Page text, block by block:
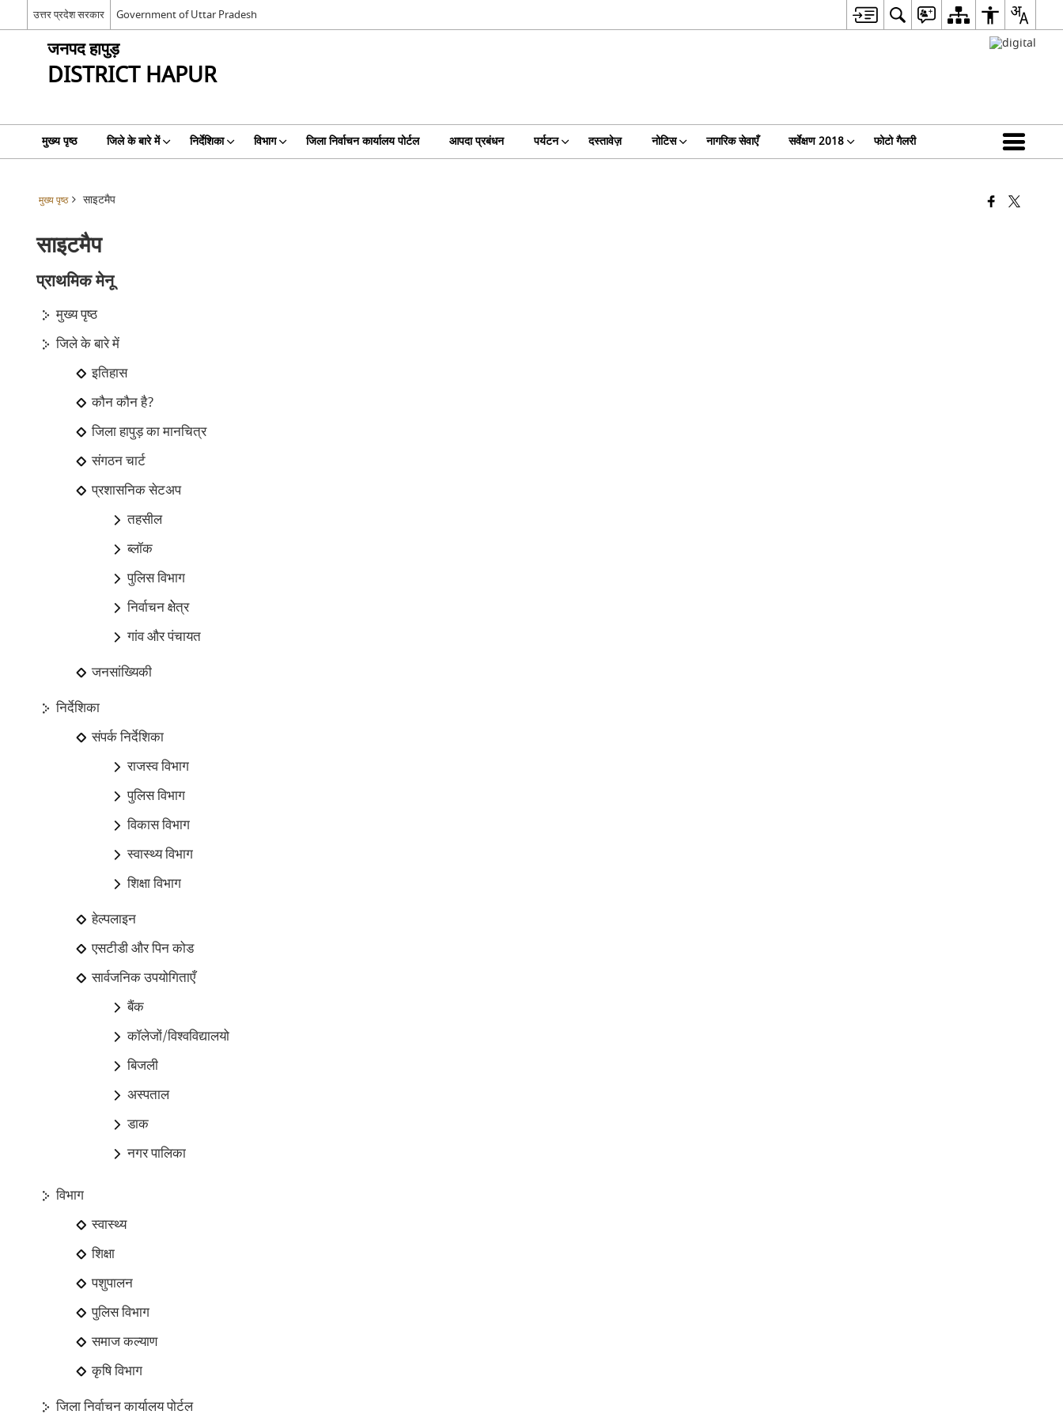
उत्तर प्रदेश सरकार Government of Uttar Pradesh
जनपद हापुड़
DISTRICT HAPUR
मुख्य पृष्ठ जिले के बारे में निर्देशिका विभाग जिला निर्वाचन कार्यालय पोर्टल आपदा प्रबंधन पर्यटन दस्तावेज़ नोटिस नागरिक सेवाएँ सर्वेक्षण 2018 फोटो गैलरी
मुख्य पृष्ठ साइटमैप
साइटमैप
प्राथमिक मेनू
मुख्य पृष्ठ
जिले के बारे में
इतिहास
कौन कौन है?
जिला हापुड़ का मानचित्र
संगठन चार्ट
प्रशासनिक सेटअप
तहसील
ब्लॉक
पुलिस विभाग
निर्वाचन क्षेेत्र
गांव और पंचायत
जनसांख्यिकी
निर्देशिका
संपर्क निर्देशिका
राजस्व विभाग
पुलिस विभाग
विकास विभाग
स्वास्थ्य विभाग
शिक्षा विभाग
हेल्पलाइन
एसटीडी और पिन कोड
सार्वजनिक उपयोगिताएँ
बैंक
कॉलेजों/विश्वविद्यालयो
बिजली
अस्पताल
डाक
नगर पालिका
विभाग
स्वास्थ्य
शिक्षा
पशुपालन
पुलिस विभाग
समाज कल्याण
कृषि विभाग
जिला निर्वाचन कार्यालय पोर्टल